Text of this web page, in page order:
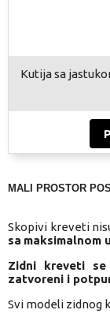
Kutija sa
MALI PROSTOR
Skopivi kreveti
sa maksimalnom
Zidni kreveti
zatvoreni i
Svi modeli zidnog